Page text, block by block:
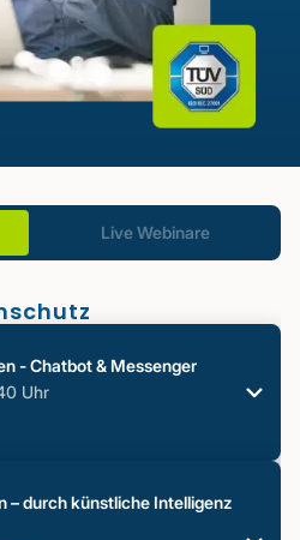
Live Webinare
- Chatbot & Messenger
Uhr
– durch künstliche Intelligenz